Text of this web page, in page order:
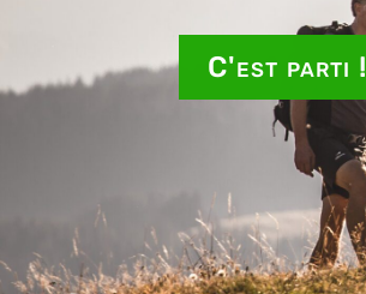
C'est parti !